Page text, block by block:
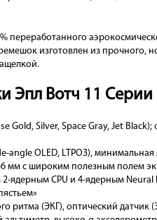
переработанного
изготовлен из прочного,
Эпл Вотч 11
Gold, Silver, Space Gray, Jet
angle OLED, LTPO3),
мм с широким полезным полем
2-ядерным CPU и 4-ядерным
ритма (ЭКГ), оптический